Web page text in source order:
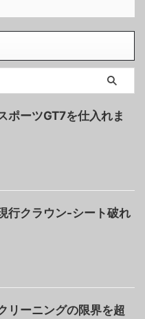
ポーツGT7を仕入れま
行クラウン-シート破れ
リーニングの限界を超